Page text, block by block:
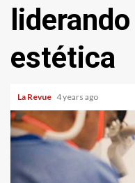
estética
La Revue 4 years ago